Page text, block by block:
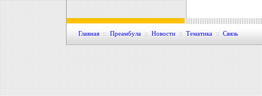
Главная:: Преамбула:: Новости:: Тематика:: Связь